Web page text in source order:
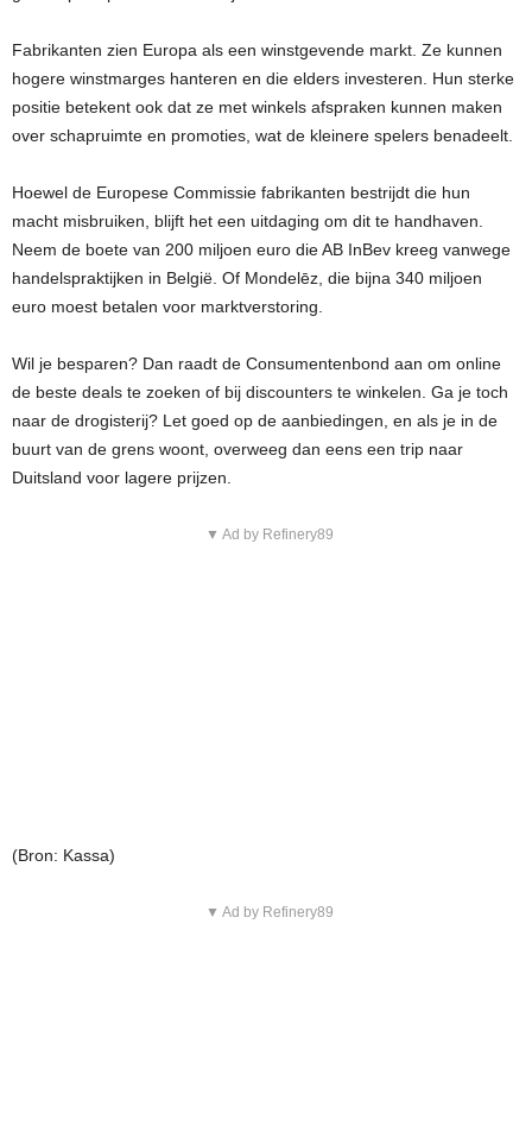
Fabrikanten zien Europa als een winstgevende markt. Ze kunnen
hogere winstmarges hanteren en die elders investeren. Hun sterke
positie betekent ook dat ze met winkels afspraken kunnen maken
over schapruimte en promoties, wat de kleinere spelers benadeelt.
Hoewel de Europese Commissie fabrikanten bestrijdt die hun
macht misbruiken, blijft het een uitdaging om dit te handhaven.
Neem de boete van 200 miljoen euro die AB InBev kreeg vanwege
handelspraktijken in België. Of Mondelēz, die bijna 340 miljoen
euro moest betalen voor marktverstoring.
Wil je besparen? Dan raadt de Consumentenbond aan om online
de beste deals te zoeken of bij discounters te winkelen. Ga je toch
naar de drogisterij? Let goed op de aanbiedingen, en als je in de
buurt van de grens woont, overweeg dan eens een trip naar
Duitsland voor lagere prijzen.
▼ Ad by Refinery89
(Bron: Kassa)
▼ Ad by Refinery89